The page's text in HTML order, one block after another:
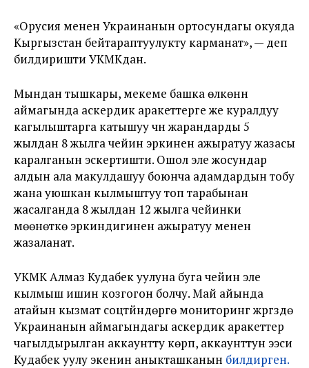
«Орусия менен Украинанын ортосундагы окуяда
Кыргызстан бейтараптуулукту карманат», — деп
билдиришти УКМКдан.
Мындан тышкары, мекеме башка өлкөнүн
аймагында аскердик аракеттерге же куралдуу
кагылыштарга катышуу үчүн жарандарды 5
жылдан 8 жылга чейин эркинен ажыратуу жазасы
каралганын эскертишти. Ошол эле жосундар
алдын ала макулдашуу боюнча адамдардын тобу
жана уюшкан кылмыштуу топ тарабынан
жасалганда 8 жылдан 12 жылга чейинки
мөөнөткө эркиндигинен ажыратуу менен
жазаланат.
УКМК Алмаз Кудабек уулуна буга чейин эле
кылмыш ишин козгогон болчу. Май айында
атайын кызмат соцтүйүндөргө мониторинг жүргүзүүдө
Украинанын аймагындагы аскердик аракеттер
чагылдырылган аккаунтту көрүп, аккаунттун ээси
Кудабек уулу экенин аныкташканын билдирген.